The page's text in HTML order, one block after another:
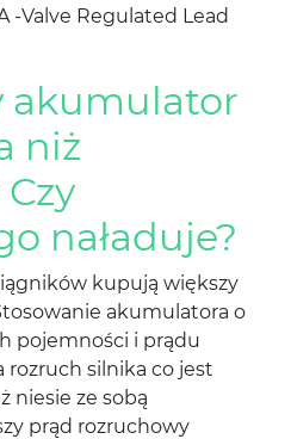
-Valve Regulated Lead
akumulator
niż
naładuje?
kupują większy
akumulatora o
pojemności i prądu
rozruch silnika co jest
niesie ze sobą
prąd rozruchowy